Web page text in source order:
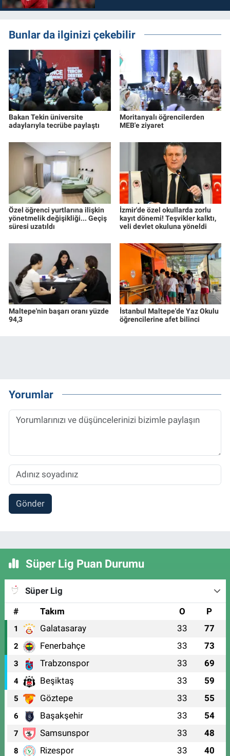
Bunlar da ilginizi çekebilir
Bakan Tekin üniversite
adaylarıyla tecrübe paylaştı
Moritanyalı öğrencilerden
MEB'e ziyaret
Özel öğrenci yurtlarına ilişkin
yönetmelik değişikliği... Geçiş
süresi uzatıldı
İzmir'de özel okullarda zorlu
kayıt dönemi! Teşvikler kalktı,
veli devlet okuluna yöneldi
Maltepe'nin başarı oranı yüzde
94,3
İstanbul Maltepe'de Yaz Okulu
öğrencilerine afet bilinci
Yorumlar
Gönder
Süper Lig Puan Durumu
Süper Lig
#
Takım O P
1 Galatasaray 33 77
2 Fenerbahçe 33 73
3 Trabzonspor 33 69
4 Beşiktaş 33 59
5 Göztepe 33 55
6 Başakşehir 33 54
7 Samsunspor 33 48
8 Rizespor 33 40